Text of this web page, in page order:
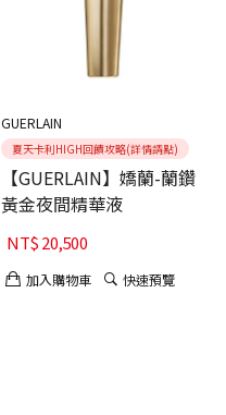
GUERLAIN
夏天卡利HIGH回饋攻略(詳情請點)
【GUERLAIN】嬌蘭-蘭鑽
黃金夜間精華液
NT$20,500
加入購物車 快速預覽